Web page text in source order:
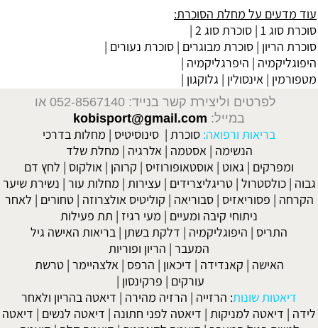
עוד מדעים על מחלת הסוכרת:
סוכרת סוג 1
| סוכרת סוג 2
|
סוכרת הריון | סוכרת מבוגרים | סוכרת נעורים |
היפוגליקמיה | היפרגליקמיה |
מטפורמין | אינסולין | גלוקגון |
לפרטים וליצירת קשר בנייד: 052-8567140
או
במייל: kobisport@gmail.com
בריאות ורפואה: סוכרת | סינוסיטיס | מחלות בדרכי
הנשימה | אסטמה | אלרגיה | מחלת שלד
ומפרקים | גאוט | אוסטאופורוזיס | קרוהן | אולקוס | לחץ דם
גבוה |כולסטרול |טריגליצרידים | עצירות | מחלות עור | נשירת שיער
הקרחה | פסוריאזיס |סבוריאה | קוליטיס אולצרוזה |טחורים | לאחר
ניתוחי קיבה ומעיים | מעי רגיז | תת פעילות
התריס | היפוגליקמיה | דלקת בשתן | בריאות האישה גיל
המעבר | הריון ופוריות
האישה | קאנדידה | דיכאון | הרפס | אלצהיימר |טרשת
עורקים | פרקינסון |
דיאטות שונות: הרזייה | הרזיה מהירה | דיאטה בהריון ולאחר
לידה | דיאטה למניקות | דיאטה לפני חתונה | דיאטה לנשים | דיאטה